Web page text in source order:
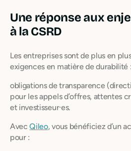
Une réponse aux
à la CSRD
Les entreprises sont de plus en
exigences en matière de durabilité :
obligations de transparence
pour les appels d’offres, attentes
et investisseur·es.
AvecQileo, vous bénéficiez d’un
pour :